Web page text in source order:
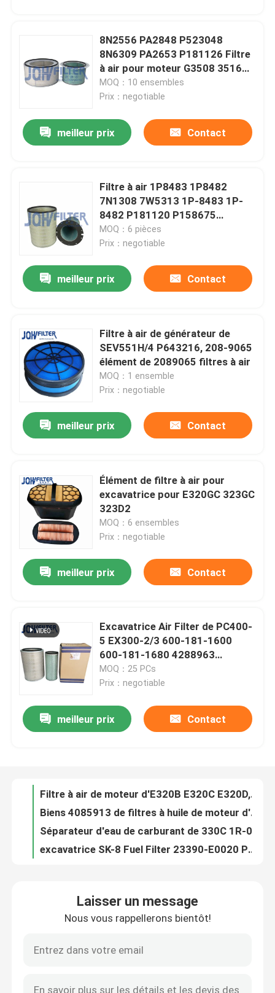
À la maison
Produits
vidéo
Visite de l'usine
Contrôle de la qualité
Demandez un devis
Excavatrice Air Filter
8N2556 PA2848 P523048
8N6309 PA2653 P181126 Filtre
à air pour moteur G3508 3516
3512 chargeur à roues
MOQ：10 ensembles
Prix：negotiable
meilleur prix Contact
Filtre à air 1P8483 1P8482
7N1308 7W5313 1P-8483 1P-
8482 P181120 P158675
P158677 pour le produit
E772/773/774/775
MOQ：6 pièces
Prix：negotiable
meilleur prix Contact
Filtre à air de générateur de
SEV551H/4 P643216, 208-9065
élément de 2089065 filtres à air
MOQ：1 ensemble
Prix：negotiable
meilleur prix Contact
Élément de filtre à air pour
excavatrice pour E320GC 323GC
323D2
MOQ：6 ensembles
Prix：negotiable
meilleur prix Contact
Excavatrice Air Filter de PC400-
5 EX300-2/3 600-181-1600
600-181-1680 4288963
4288964
MOQ：25 PCs
Prix：negotiable
meilleur prix Contact
Filtre à air de moteur d'E320B E320C E320D, 131-8822 131-8821 Engine Parts
Filtre à essence de rechange de PC200-6/7 PC130-6, filtre à essence de 6732-71-6110 P550440 FF5052
Kobelco Excavator Fuel Filter ME035393 5I7951/2 P552561 FF5089
OEM FS1240 P502516 3343447 de Fuel Filter Separator de l'excavatrice FR60-7
322-3155 EO-55010 Engine Oil Filter For E320D2 E304B E329E
Laisser un message
Nous vous rappellerons bientôt!